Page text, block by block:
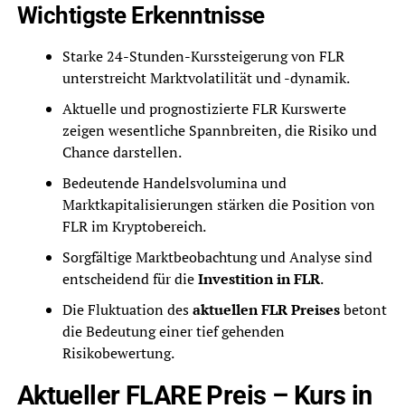
Wichtigste Erkenntnisse
Starke 24-Stunden-Kurssteigerung von FLR
unterstreicht Marktvolatilität und -dynamik.
Aktuelle und prognostizierte FLR Kurswerte
zeigen wesentliche Spannbreiten, die Risiko und
Chance darstellen.
Bedeutende Handelsvolumina und
Marktkapitalisierungen stärken die Position von
FLR im Kryptobereich.
Sorgfältige Marktbeobachtung und Analyse sind
entscheidend für dieInvestition in FLR.
Die Fluktuation desaktuellen FLR Preisesbetont
die Bedeutung einer tief gehenden
Risikobewertung.
Aktueller FLARE Preis – Kurs in